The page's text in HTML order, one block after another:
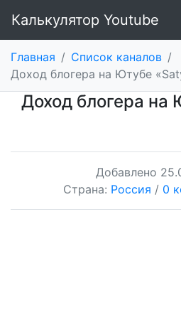
Калькулятор Youtube
Главная / Список каналов /
Доход блогера на Ютубе
Доход блогера на
Добавлено
Страна: Россия / 0